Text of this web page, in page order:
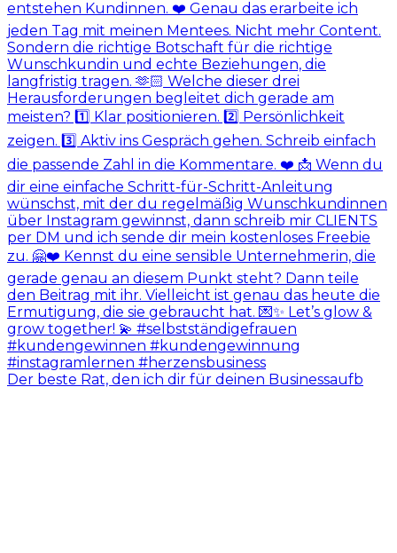
Der beste Rat, den ich dir für deinen Businessaufb